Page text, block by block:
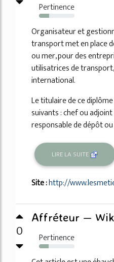
Pertinence
28%
Organisateur et
transport met en place
ou mer, pour des
utilisatrices de
international.
Le titulaire de ce
suivants : chef ou
responsable de dépôt
LIRE LA SUITE
Site :http://
0
Affréteur —
Pertinence
27%